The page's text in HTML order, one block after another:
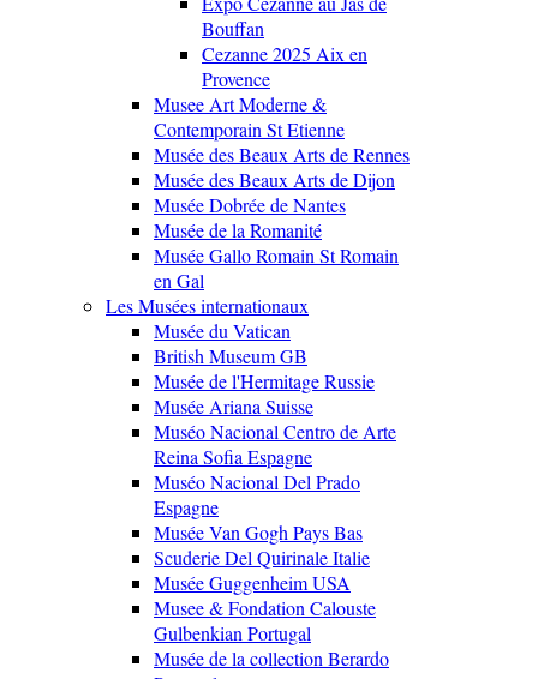
Bouffan
Cezanne 2025 Aix en
Provence
Musee Art Moderne &
Contemporain St Etienne
Musée des Beaux Arts de Rennes
Musée des Beaux Arts de Dijon
Musée Dobrée de Nantes
Musée de la Romanité
Musée Gallo Romain St Romain
en Gal
Les Musées internationaux
Musée du Vatican
British Museum GB
Musée de l'Hermitage Russie
Musée Ariana Suisse
Muséo Nacional Centro de Arte
Reina Sofia Espagne
Muséo Nacional Del Prado
Espagne
Musée Van Gogh Pays Bas
Scuderie Del Quirinale Italie
Musée Guggenheim USA
Musee & Fondation Calouste
Gulbenkian Portugal
Musée de la collection Berardo